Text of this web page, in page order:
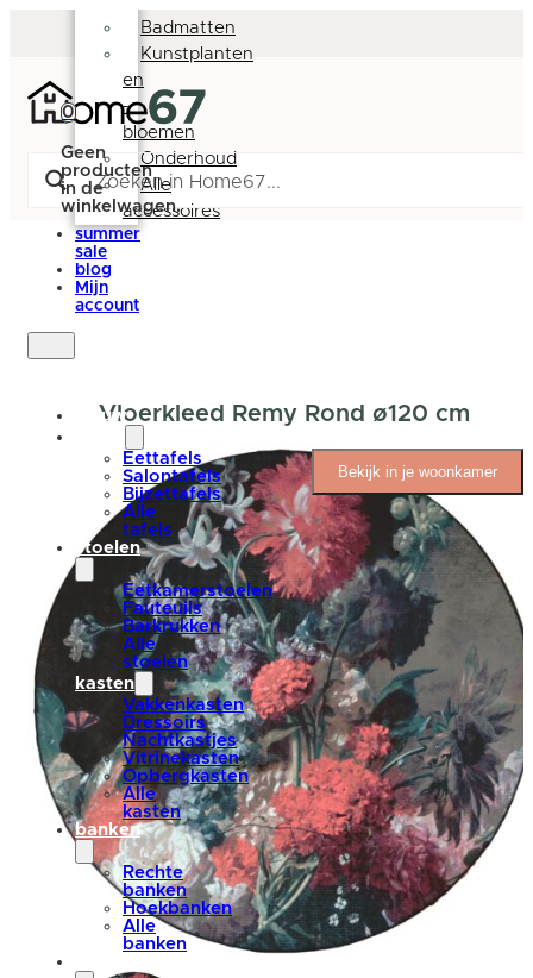
0
Geen
producten
in de
winkelwagen.
Badmatten
Kunstplanten
en
-
bloemen
Onderhoud
Alle
accessoires
summer
sale
blog
Mijn
account
nieuw
Eettafels
Salontafels
Bijzettafels
Alle
tafels
stoelen
Eetkamerstoelen
Fauteuils
Barkrukken
Alle
stoelen
kasten
Vakkenkasten
Dressoirs
Nachtkastjes
Vitrinekasten
Opbergkasten
Alle
kasten
banken
Rechte
banken
Hoekbanken
Alle
banken
Vloerkleed Remy Rond ø120 cm
Bekijk in je woonkamer